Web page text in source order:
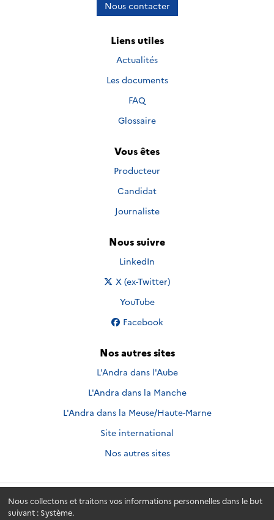
Nous collectons et traitons vos informations personnelles dans le but
suivant : Système.
Nous contacter
Liens utiles
Actualités
Les documents
FAQ
Glossaire
Vous êtes
Producteur
Candidat
Journaliste
Nous suivre
Nous suivre sur
LinkedIn
Nous suivre sur
X (ex-Twitter)
Nous suivre sur
YouTube
Nous suivre sur
Facebook
Nos autres sites
L'Andra dans l'Aube
L'Andra dans la Manche
L'Andra dans la Meuse/Haute-Marne
Site international
Nos autres sites
Andra.fr © 2026 - Andra. Tous droits réservés.